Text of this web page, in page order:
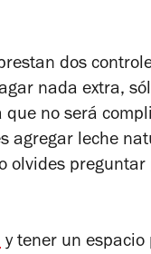
dos
nada extra,
no será
agregar leche
olvides preguntar
y tener un